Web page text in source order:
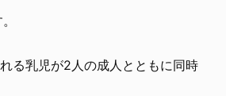
る乳児が2人の成人とともに同時